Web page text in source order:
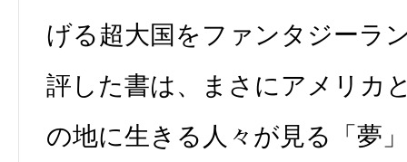
げる超大国をファンタジーラ
評した書は、まさにアメリカ
の地に生きる人々が見る「夢